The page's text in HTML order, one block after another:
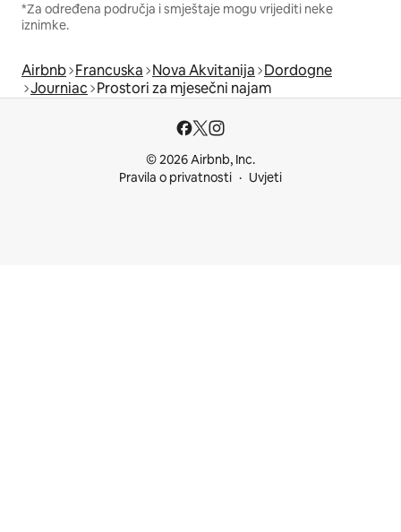
*Za određena područja i smještaje mogu vrijediti neke
iznimke.
Airbnb Francuska Nova Akvitanija Dordogne
Journiac Prostori za mjesečni najam
© 2026 Airbnb, Inc.
Pravila o privatnosti
Uvjeti